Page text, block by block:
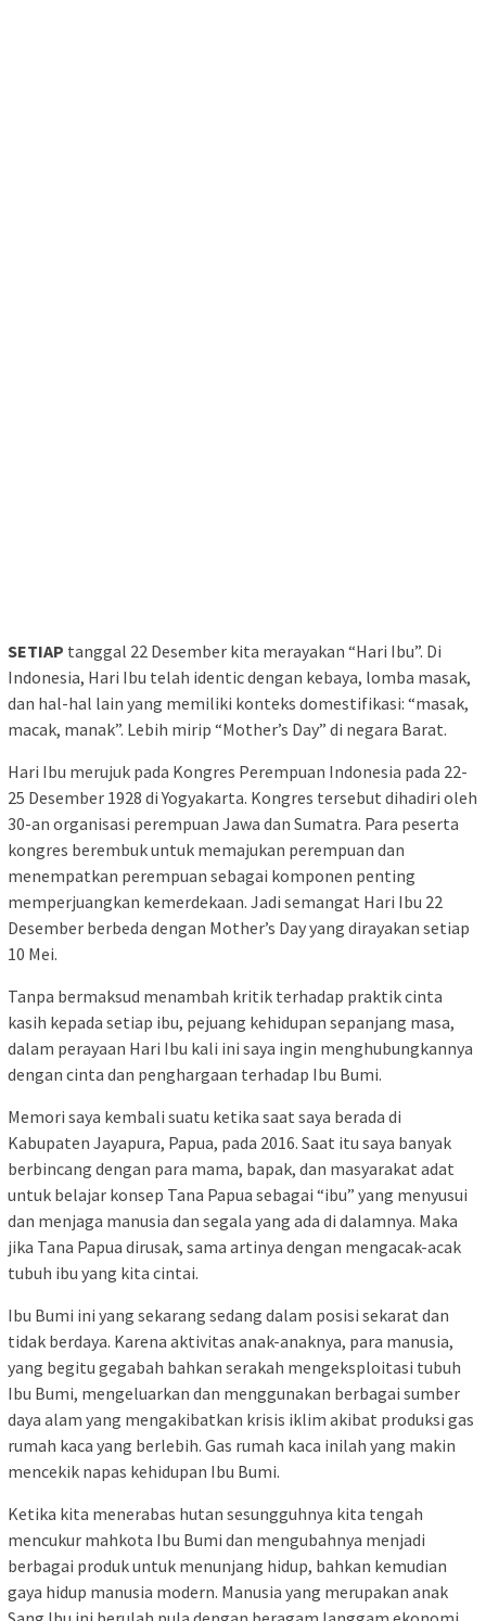
SETIAP tanggal 22 Desember kita merayakan “Hari Ibu”. Di
Indonesia, Hari Ibu telah identic dengan kebaya, lomba masak,
dan hal-hal lain yang memiliki konteks domestifikasi: “masak,
macak, manak”. Lebih mirip “Mother’s Day” di negara Barat.
Hari Ibu merujuk pada Kongres Perempuan Indonesia pada 22-
25 Desember 1928 di Yogyakarta. Kongres tersebut dihadiri oleh
30-an organisasi perempuan Jawa dan Sumatra. Para peserta
kongres berembuk untuk memajukan perempuan dan
menempatkan perempuan sebagai komponen penting
memperjuangkan kemerdekaan. Jadi semangat Hari Ibu 22
Desember berbeda dengan Mother’s Day yang dirayakan setiap
10 Mei.
Tanpa bermaksud menambah kritik terhadap praktik cinta
kasih kepada setiap ibu, pejuang kehidupan sepanjang masa,
dalam perayaan Hari Ibu kali ini saya ingin menghubungkannya
dengan cinta dan penghargaan terhadap Ibu Bumi.
Memori saya kembali suatu ketika saat saya berada di
Kabupaten Jayapura, Papua, pada 2016. Saat itu saya banyak
berbincang dengan para mama, bapak, dan masyarakat adat
untuk belajar konsep Tana Papua sebagai “ibu” yang menyusui
dan menjaga manusia dan segala yang ada di dalamnya. Maka
jika Tana Papua dirusak, sama artinya dengan mengacak-acak
tubuh ibu yang kita cintai.
Ibu Bumi ini yang sekarang sedang dalam posisi sekarat dan
tidak berdaya. Karena aktivitas anak-anaknya, para manusia,
yang begitu gegabah bahkan serakah mengeksploitasi tubuh
Ibu Bumi, mengeluarkan dan menggunakan berbagai sumber
daya alam yang mengakibatkan krisis iklim akibat produksi gas
rumah kaca yang berlebih. Gas rumah kaca inilah yang makin
mencekik napas kehidupan Ibu Bumi.
Ketika kita menerabas hutan sesungguhnya kita tengah
mencukur mahkota Ibu Bumi dan mengubahnya menjadi
berbagai produk untuk menunjang hidup, bahkan kemudian
gaya hidup manusia modern. Manusia yang merupakan anak